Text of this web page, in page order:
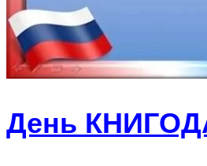
День